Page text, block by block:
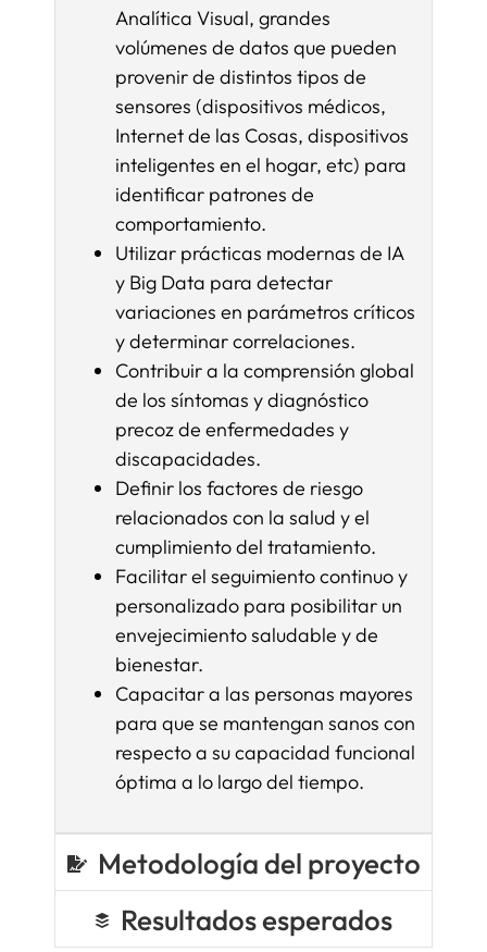
Analítica Visual, grandes
volúmenes de datos que pueden
provenir de distintos tipos de
sensores (dispositivos médicos,
Internet de las Cosas, dispositivos
inteligentes en el hogar, etc) para
identificar patrones de
comportamiento.
Utilizar prácticas modernas de IA
y Big Data para detectar
variaciones en parámetros críticos
y determinar correlaciones.
Contribuir a la comprensión global
de los síntomas y diagnóstico
precoz de enfermedades y
discapacidades.
Definir los factores de riesgo
relacionados con la salud y el
cumplimiento del tratamiento.
Facilitar el seguimiento continuo y
personalizado para posibilitar un
envejecimiento saludable y de
bienestar.
Capacitar a las personas mayores
para que se mantengan sanos con
respecto a su capacidad funcional
óptima a lo largo del tiempo.
Metodología del proyecto
Resultados esperados